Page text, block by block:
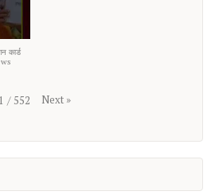
कार्ड
1 / 552 Next »